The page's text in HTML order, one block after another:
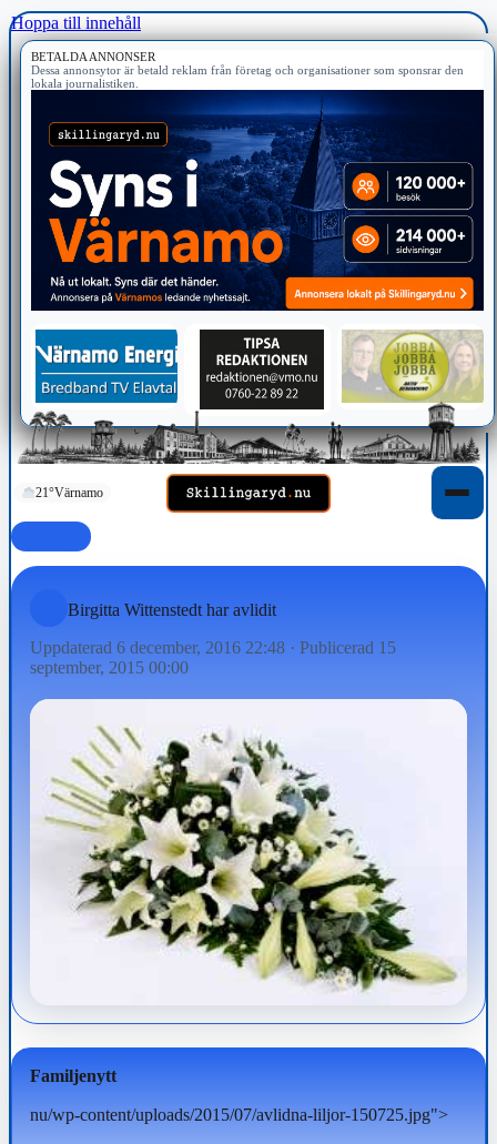
Hoppa till innehåll
BETALDA ANNONSER
Dessa annonsytor är betald reklam från företag och organisationer som sponsrar den
lokala journalistiken.
21°Värnamo
Birgitta Wittenstedt har avlidit
Uppdaterad 6 december, 2016 22:48 · Publicerad 15
september, 2015 00:00
Familjenytt
nu/wp-content/uploads/2015/07/avlidna-liljor-150725.jpg">